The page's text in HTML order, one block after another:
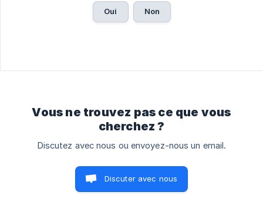
Oui Non
Vous ne trouvez pas ce que vous
cherchez ?
Discutez avec nous ou envoyez-nous un email.
Discuter avec nous